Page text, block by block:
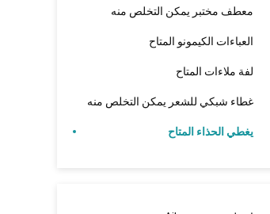
معطف مختبر يمكن التخلص منه
العباءات الكيمونو المتاح
لفة ملاءات المتاح
غطاء شبكي للشعر يمكن التخلص منه
يغطي الحذاء المتاح